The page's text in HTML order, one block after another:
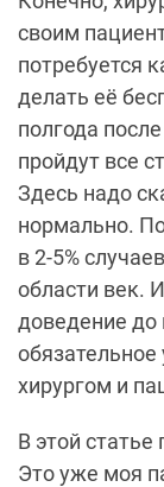
своим
потребуется
делать её
полгода
пройдут все
Здесь надо
нормально.
в 2-5%
области век.
доведение до
хирургом и
В этой
Это уже моя